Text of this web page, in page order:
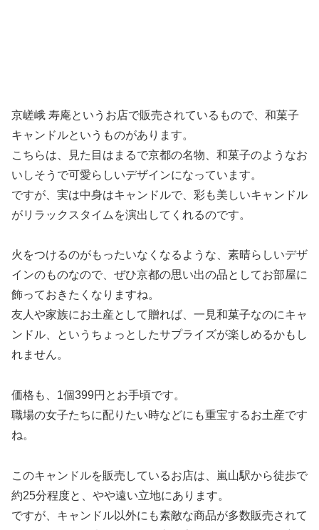
京嵯峨 寿庵というお店で販売されているもので、和菓子
キャンドルというものがあります。
こちらは、見た目はまるで京都の名物、和菓子のようなお
いしそうで可愛らしいデザインになっています。
ですが、実は中身はキャンドルで、彩も美しいキャンドル
がリラックスタイムを演出してくれるのです。
火をつけるのがもったいなくなるような、素晴らしいデザ
インのものなので、ぜひ京都の思い出の品としてお部屋に
飾っておきたくなりますね。
友人や家族にお土産として贈れば、一見和菓子なのにキャ
ンドル、というちょっとしたサプライズが楽しめるかもし
れません。
価格も、1個399円とお手頃です。
職場の女子たちに配りたい時などにも重宝するお土産です
ね。
このキャンドルを販売しているお店は、嵐山駅から徒歩で
約25分程度と、やや遠い立地にあります。
ですが、キャンドル以外にも素敵な商品が多数販売されて